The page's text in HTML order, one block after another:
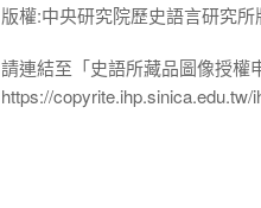
版權:中央研究院歷史語言研究所
請連結至「史語所藏品圖像授權
https://copyrite.ihp.sinica.edu.tw/